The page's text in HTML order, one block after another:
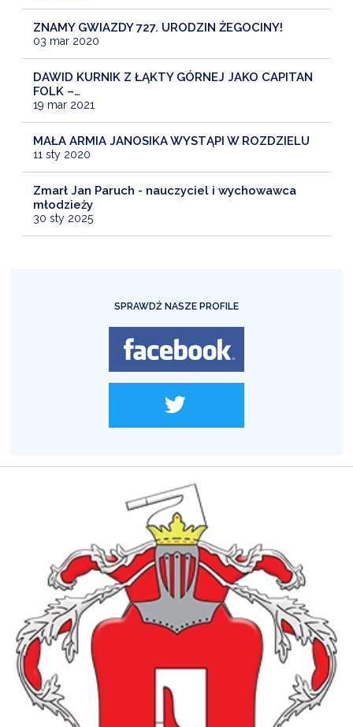
ZNAMY GWIAZDY 727. URODZIN ŻEGOCINY!
03 mar 2020
DAWID KURNIK Z ŁĄKTY GÓRNEJ JAKO CAPITAN
FOLK –…
19 mar 2021
MAŁA ARMIA JANOSIKA WYSTĄPI W ROZDZIELU
11 sty 2020
Zmarł Jan Paruch - nauczyciel i wychowawca
młodzieży
30 sty 2025
SPRAWDŹ NASZE PROFILE